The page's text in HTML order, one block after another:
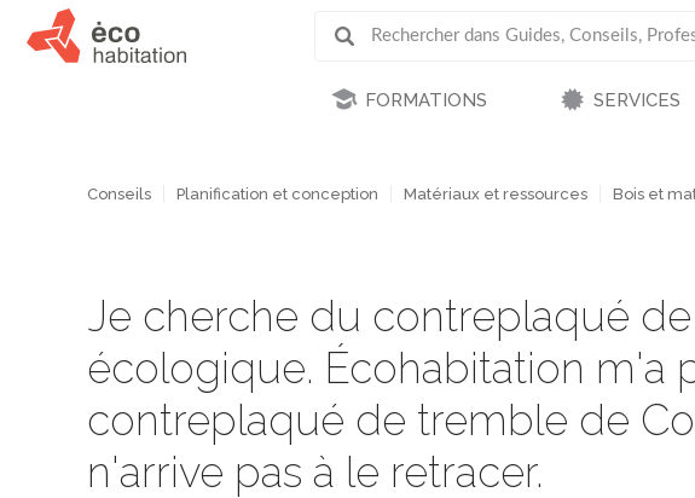
FORMATIONS SERVICES
Conseils Planification et conception Matériaux et ressources Bois et
Je cherche du contreplaqué
écologique. Écohabitation m'a
contreplaqué de tremble de
n'arrive pas à le retracer.